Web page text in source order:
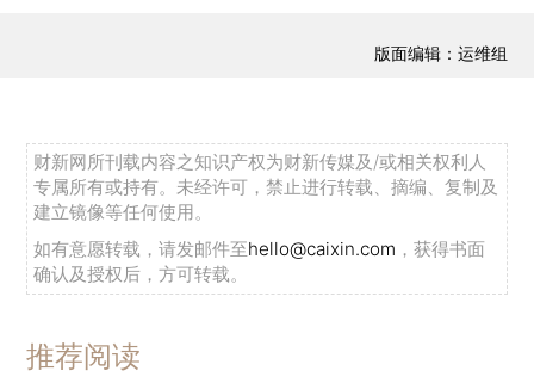
版面编辑：运维组
财新网所刊载内容之知识产权为财新传媒及/或相关权利人
专属所有或持有。未经许可，禁止进行转载、摘编、复制及
建立镜像等任何使用。
如有意愿转载，请发邮件至hello@caixin.com ，获得书面
确认及授权后，方可转载。
推荐阅读